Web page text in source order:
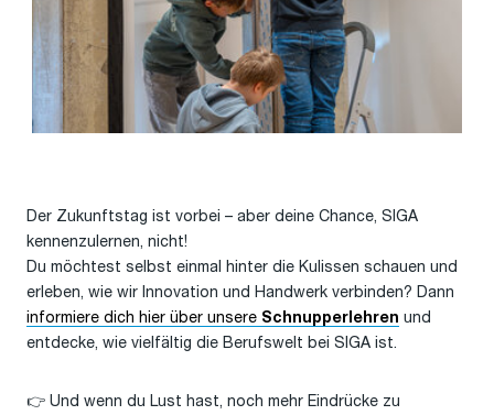
Der Zukunftstag ist vorbei – aber deine Chance, SIGA
kennenzulernen, nicht!
Du möchtest selbst einmal hinter die Kulissen schauen und
erleben, wie wir Innovation und Handwerk verbinden? Dann
informiere dich hier über unsere Schnupperlehren und
entdecke, wie vielfältig die Berufswelt bei SIGA ist.
👉 Und wenn du Lust hast, noch mehr Eindrücke zu